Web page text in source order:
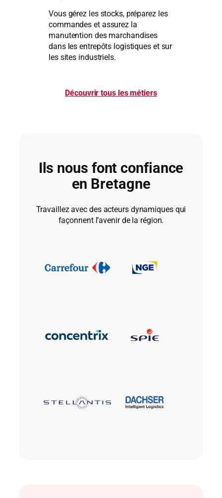
Vous gérez les stocks, préparez les
commandes et assurez la
manutention des marchandises
dans les entrepôts logistiques et sur
les sites industriels.
Découvrir tous les métiers
Ils nous font confiance
en Bretagne
Travaillez avec des acteurs dynamiques qui
façonnent l’avenir de la région.